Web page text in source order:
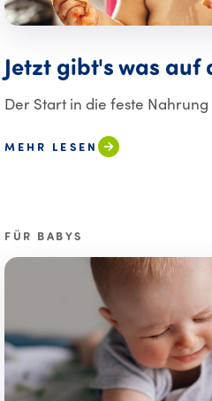
Jetzt gibt's was auf
Der Start in die feste Nahrung
MEHR LESEN
FÜR BABYS